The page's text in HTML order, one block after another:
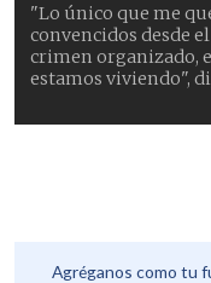
"Lo único que me
convencidos desde
crimen organizado,
estamos viviendo",
Agréganos como tu